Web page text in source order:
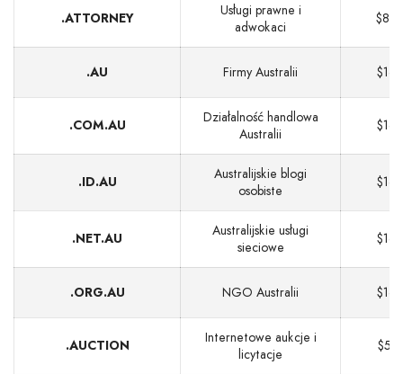
.ATTORNEY
Usługi prawne i
adwokaci
$86
.AU Firmy Australii $16
.COM.AU
Działalność handlowa
Australii
$16
.ID.AU
Australijskie blogi
osobiste
$16
.NET.AU
Australijskie usługi
sieciowe
$16
.ORG.AU NGO Australii $16
.AUCTION
Internetowe aukcje i
licytacje
$51